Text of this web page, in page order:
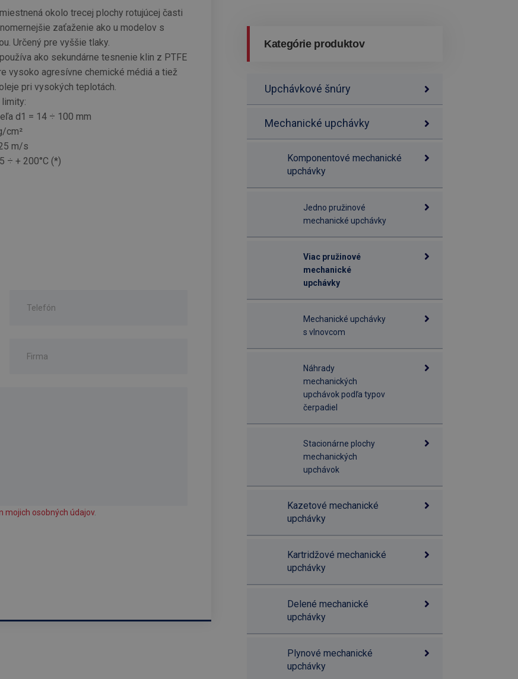
okolo trecej plochy rotujúcej časti
zaťaženie ako u modelov s
Určený pre vyššie tlaky.
ako sekundárne tesnenie klin z PTFE
vysoko agresívne chemické médiá a tiež
pri vysokých teplotách.
d1 = 14 ÷ 100 mm
cm²
m/s
÷ + 200°C (*)
mojich osobných údajov.
Kategórie produktov
Upchávkové šnúry
Mechanické upchávky
Komponentové mechanické
upchávky
Jedno pružinové
mechanické upchávky
Viac pružinové
mechanické
upchávky
Mechanické upchávky
s vlnovcom
Náhrady
mechanických
upchávok podľa typov
čerpadiel
Stacionárne plochy
mechanických
upchávok
Kazetové mechanické
upchávky
Kartridžové mechanické
upchávky
Delené mechanické
upchávky
Plynové mechanické
upchávky